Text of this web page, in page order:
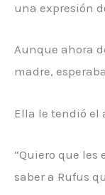
una expresión
Aunque ahora
madre,
Ella le tendió el
“Quiero que
saber a Rufus